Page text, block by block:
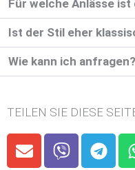
Für welche Anlässe
Ist der Stil eher
Wie kann ich anfragen?
TEILEN SIE DIESE
E
n
V
i
T
e